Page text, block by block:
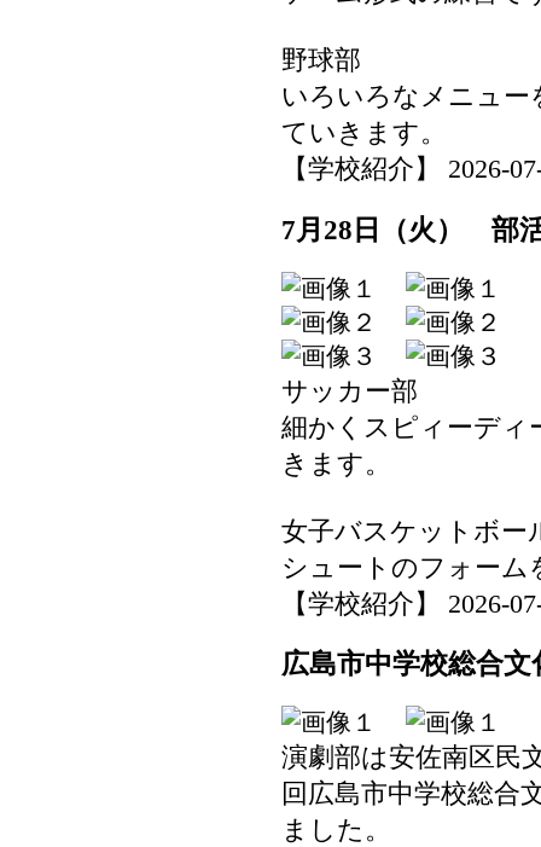
野球部
いろいろなメニュー
ていきます。
【学校紹介】 2026-
7月28日（火） 部
サッカー部
細かくスピィーディ
きます。
女子バスケットボー
シュートのフォーム
【学校紹介】 2026-
広島市中学校総合
演劇部は安佐南区民
回広島市中学校総合
ました。